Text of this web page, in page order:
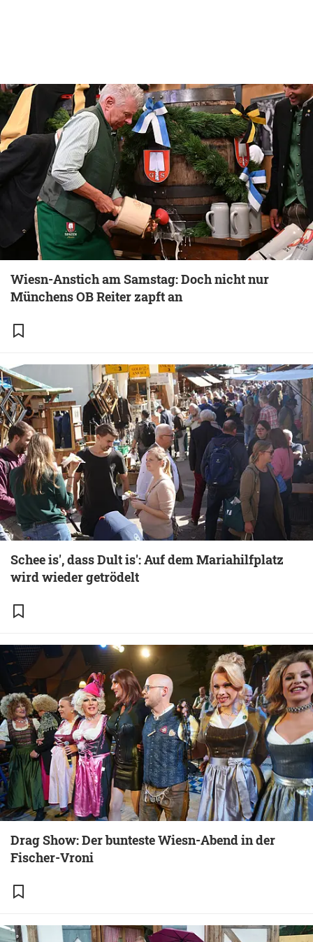
Wiesn-Anstich am Samstag: Doch nicht nur
Münchens OB Reiter zapft an
Schee is', dass Dult is': Auf dem Mariahilfplatz
wird wieder getrödelt
Drag Show: Der bunteste Wiesn-Abend in der
Fischer-Vroni